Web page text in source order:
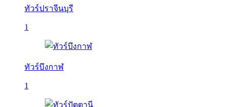
ทัวร์ปราจีนบุรี
1
ทัวร์บึงกาฬ
1